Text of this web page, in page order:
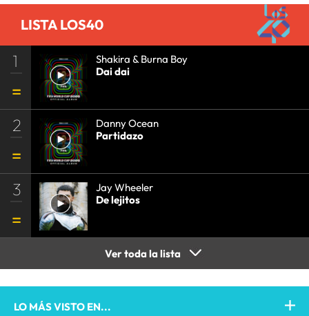
LISTA LOS40
1
Shakira & Burna Boy
Dai dai
2
Danny Ocean
Partidazo
3
Jay Wheeler
De lejitos
Ver toda la lista
LO MÁS VISTO EN...